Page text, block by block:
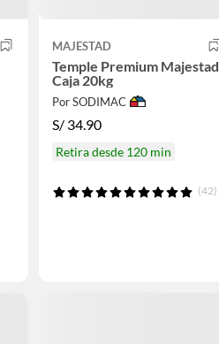
MAJESTAD
Temple Premium Majestad
Caja 20kg
Por SODIMAC
S/ 34.90
Retira desde 120 min
(42)